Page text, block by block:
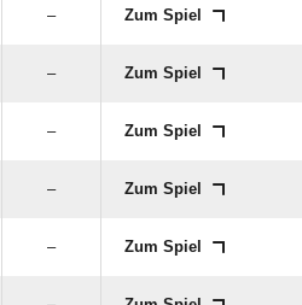
– Zum Spiel
– Zum Spiel
– Zum Spiel
– Zum Spiel
– Zum Spiel